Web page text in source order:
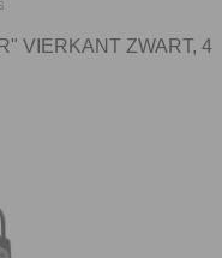
VIERKANT ZWART, 4